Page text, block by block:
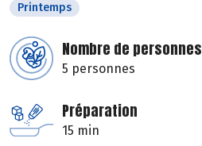
Printemps
Nombre de personnes
5 personnes
Préparation
15 min